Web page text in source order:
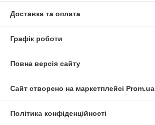
Доставка та оплата
Графік роботи
Повна версія сайту
Сайт створено на маркетплейсі Prom.ua
Політика конфіденційності